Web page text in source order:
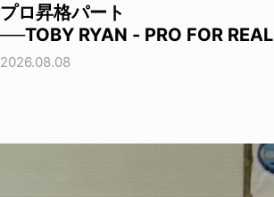
プロ昇格パート
──TOBY RYAN - PRO FOR REAL
2026.08.08